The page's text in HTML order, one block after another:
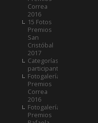
Correa
2016
15 Fotos
Premios
San
Cristóbal
2017
Categorías
participantes
Fotogalería
Premios
Correa
2016
Fotogalería
Premios